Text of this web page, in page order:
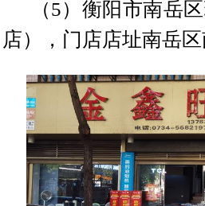
（5）衡阳市南岳
店），门店店址南岳